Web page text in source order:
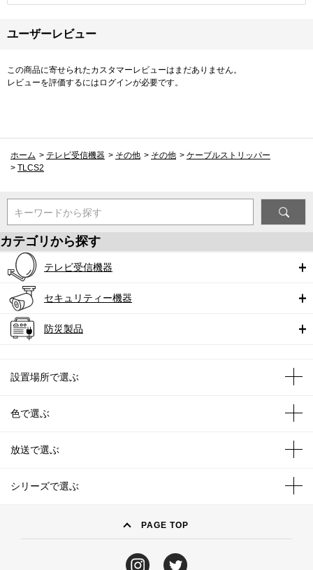
ユーザーレビュー
この商品に寄せられたカスタマーレビューはまだありません。
レビューを評価するには ログインが必要です。
ホーム > テレビ受信機器 > その他 > その他 > ケーブルストリッパー
> TLCS2
キーワードから探す
カテゴリから探す
テレビ受信機器
セキュリティー機器
防災製品
設置場所で選ぶ
色で選ぶ
放送で選ぶ
シリーズで選ぶ
PAGE TOP